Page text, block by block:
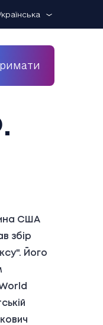
США
збір
Його